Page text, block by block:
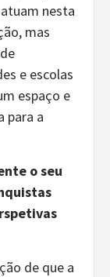
nesta
mas
e escolas
espaço e
para a
o seu
de que a